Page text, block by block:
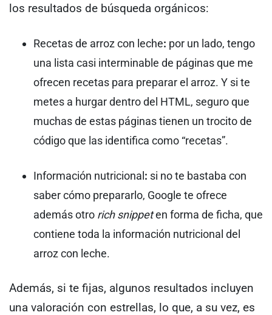
los resultados de búsqueda orgánicos:
Recetas de arroz con leche: por un lado, tengo
una lista casi interminable de páginas que me
ofrecen recetas para preparar el arroz. Y si te
metes a hurgar dentro del HTML, seguro que
muchas de estas páginas tienen un trocito de
código que las identifica como “recetas”.
Información nutricional: si no te bastaba con
saber cómo prepararlo, Google te ofrece
además otro rich snippeten forma de ficha, que
contiene toda la información nutricional del
arroz con leche.
Además, si te fijas, algunos resultados incluyen
una valoración con estrellas, lo que, a su vez, es